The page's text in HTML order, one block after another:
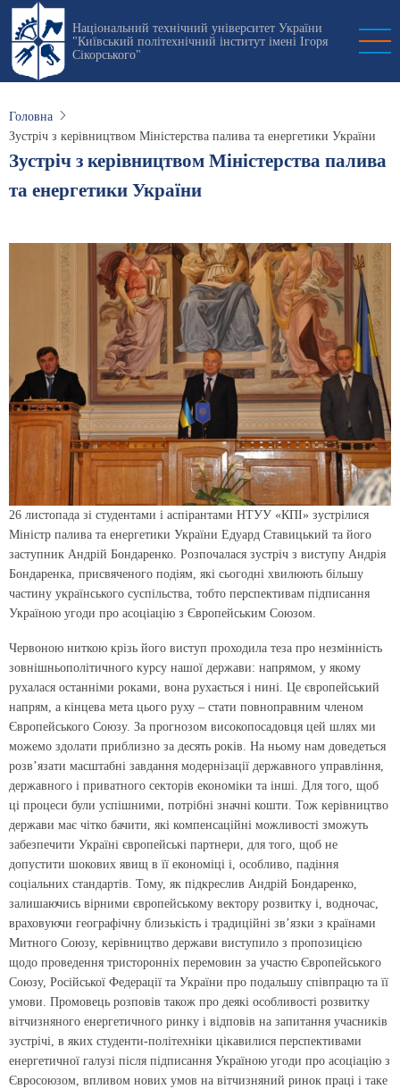
Перейти
основного
вмісту
Національний технічний університет України
"Київський політехнічний інститут імені Ігоря
Сікорського"
Головна
Зустріч з керівництвом Міністерства палива та енергетики України
Зустріч з керівництвом Міністерства палива
та енергетики України
26 листопада зі студентами і аспірантами НТУУ «КПІ» зустрілися
Міністр палива та енергетики України Едуард Ставицький та його
заступник Андрій Бондаренко. Розпочалася зустріч з виступу Андрія
Бондаренка, присвяченого подіям, які сьогодні хвилюють більшу
частину українського суспільства, тобто перспективам підписання
Україною угоди про асоціацію з Європейським Союзом.
Червоною ниткою крізь його виступ проходила теза про незмінність
зовнішньополітичного курсу нашої держави: напрямом, у якому
рухалася останніми роками, вона рухається і нині. Це європейський
напрям, а кінцева мета цього руху – стати повноправним членом
Європейського Союзу. За прогнозом високопосадовця цей шлях ми
можемо здолати приблизно за десять років. На ньому нам доведеться
розв’язати масштабні завдання модернізації державного управління,
державного і приватного секторів економіки та інші. Для того, щоб
ці процеси були успішними, потрібні значні кошти. Тож керівництво
держави має чітко бачити, які компенсаційні можливості зможуть
забезпечити Україні європейські партнери, для того, щоб не
допустити шокових явищ в її економіці і, особливо, падіння
соціальних стандартів. Тому, як підкреслив Андрій Бондаренко,
залишаючись вірними європейському вектору розвитку і, водночас,
враховуючи географічну близькість і традиційні зв’язки з країнами
Митного Союзу, керівництво держави виступило з пропозицією
щодо проведення тристоронніх перемовин за участю Європейського
Союзу, Російської Федерації та України про подальшу співпрацю та її
умови. Промовець розповів також про деякі особливості розвитку
вітчизняного енергетичного ринку і відповів на запитання учасників
зустрічі, в яких студенти-політехніки цікавилися перспективами
енергетичної галузі після підписання Україною угоди про асоціацію з
Євросоюзом, впливом нових умов на вітчизняний ринок праці і таке